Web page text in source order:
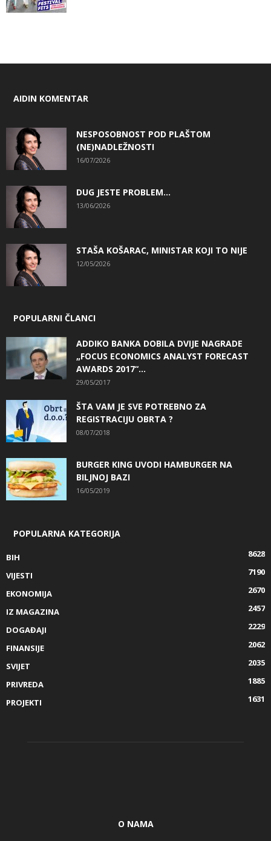
AIDIN KOMENTAR
NESPOSOBNOST POD PLAŠTOM
(NE)NADLEŽNOSTI
16/07/2026
DUG JESTE PROBLEM…
13/06/2026
STAŠA KOŠARAC, MINISTAR KOJI TO NIJE
12/05/2026
POPULARNI ČLANCI
ADDIKO BANKA DOBILA DVIJE NAGRADE
„FOCUS ECONOMICS ANALYST FORECAST
AWARDS 2017“...
29/05/2017
ŠTA VAM JE SVE POTREBNO ZA
REGISTRACIJU OBRTA ?
08/07/2018
BURGER KING UVODI HAMBURGER NA
BILJNOJ BAZI
16/05/2019
POPULARNA KATEGORIJA
BIH
8628
VIJESTI
7190
EKONOMIJA
2670
IZ MAGAZINA
2457
DOGAĐAJI
2229
FINANSIJE
2062
SVIJET
2035
PRIVREDA
1885
PROJEKTI
1631
O NAMA